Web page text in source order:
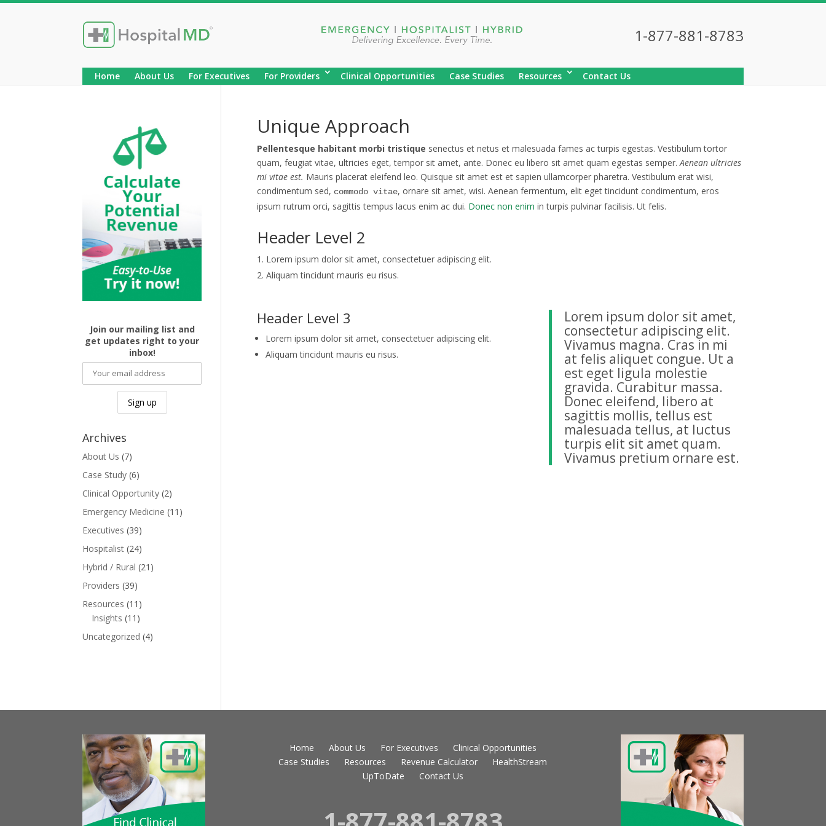
1-877-881-8783
Home About Us For Executives For Providers Clinical Opportunities Case Studies Resources Contact Us
Unique Approach
Pellentesque habitant morbi tristique senectus et netus et malesuada fames ac turpis egestas. Vestibulum tortor
quam, feugiat vitae, ultricies eget, tempor sit amet, ante. Donec eu libero sit amet quam egestas semper.Aenean ultricies
mi vitae est. Mauris placerat eleifend leo. Quisque sit amet est et sapien ullamcorper pharetra. Vestibulum erat wisi,
condimentum sed, commodo vitae, ornare sit amet, wisi. Aenean fermentum, elit eget tincidunt condimentum, eros
ipsum rutrum orci, sagittis tempus lacus enim ac dui. Donec non enim in turpis pulvinar facilisis. Ut felis.
Header Level 2
Lorem ipsum dolor sit amet, consectetuer adipiscing elit.
Aliquam tincidunt mauris eu risus.
Lorem ipsum dolor sit amet,
consectetur adipiscing elit.
Vivamus magna. Cras in mi
at felis aliquet congue. Ut a
est eget ligula molestie
gravida. Curabitur massa.
Donec eleifend, libero at
sagittis mollis, tellus est
malesuada tellus, at luctus
turpis elit sit amet quam.
Vivamus pretium ornare est.
Header Level 3
Lorem ipsum dolor sit amet, consectetuer adipiscing elit.
Aliquam tincidunt mauris eu risus.
Join our mailing list and
get updates right to your
inbox!
Archives
About Us (7)
Case Study (6)
Clinical Opportunity (2)
Emergency Medicine (11)
Executives (39)
Hospitalist (24)
Hybrid / Rural (21)
Providers (39)
Resources (11)
Insights (11)
Uncategorized (4)
Home About Us For Executives
Clinical Opportunities
Case Studies
Resources Revenue Calculator
HealthStream
UpToDate
Contact Us